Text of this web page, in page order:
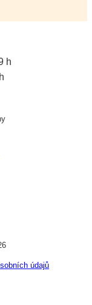
h
údajů